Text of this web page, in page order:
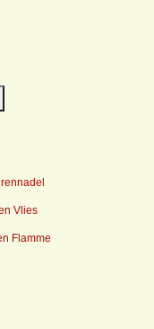
Informationen:
Vlies
Flamme